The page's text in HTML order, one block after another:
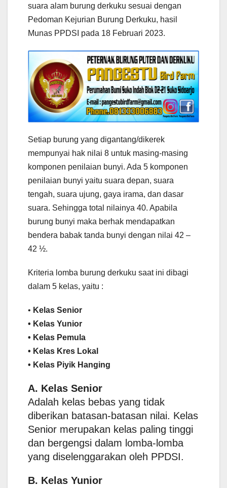
suara alam burung derkuku sesuai dengan
Pedoman Kejurian Burung Derkuku, hasil
Munas PPDSI pada 18 Februari 2023.
Setiap burung yang digantang/dikerek
mempunyai hak nilai 8 untuk masing-masing
komponen penilaian bunyi. Ada 5 komponen
penilaian bunyi yaitu suara depan, suara
tengah, suara ujung, gaya irama, dan dasar
suara. Sehingga total nilainya 40. Apabila
burung bunyi maka berhak mendapatkan
bendera babak tanda bunyi dengan nilai 42 –
42 ½.
Kriteria lomba burung derkuku saat ini dibagi
dalam 5 kelas, yaitu :
• Kelas Senior
• Kelas Yunior
• Kelas Pemula
• Kelas Kres Lokal
• Kelas Piyik Hanging
A. Kelas Senior
Adalah kelas bebas yang tidak
diberikan batasan-batasan nilai. Kelas
Senior merupakan kelas paling tinggi
dan bergengsi dalam lomba-lomba
yang diselenggarakan oleh PPDSI.
B. Kelas Yunior